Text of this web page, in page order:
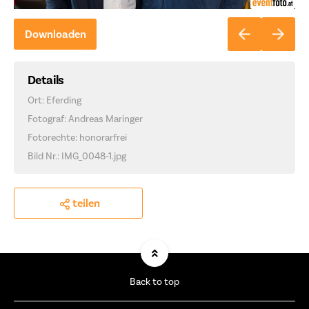
Downloaden
Details
Ort: Eferding
Fotograf: Andreas Maringer
Fotorechte: honorarfrei
Bild Nr.: IMG_0048-1.jpg
teilen
Back to top